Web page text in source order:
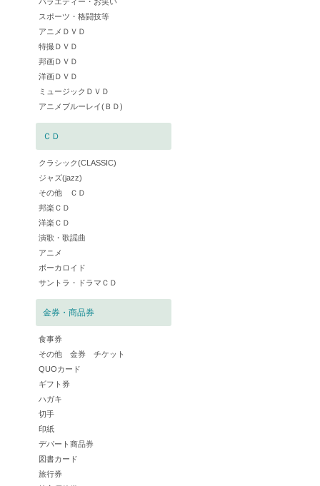
スポーツ・格闘技等
アニメＤＶＤ
特撮ＤＶＤ
邦画ＤＶＤ
洋画ＤＶＤ
ミュージックＤＶＤ
アニメブルーレイ(ＢＤ)
ＣＤ
クラシック(CLASSIC)
ジャズ(jazz)
その他 ＣＤ
邦楽ＣＤ
洋楽ＣＤ
演歌・歌謡曲
アニメ
ボーカロイド
サントラ・ドラマＣＤ
金券・商品券
食事券
その他 金券 チケット
QUOカード
ギフト券
ハガキ
切手
印紙
デパート商品券
図書カード
旅行券